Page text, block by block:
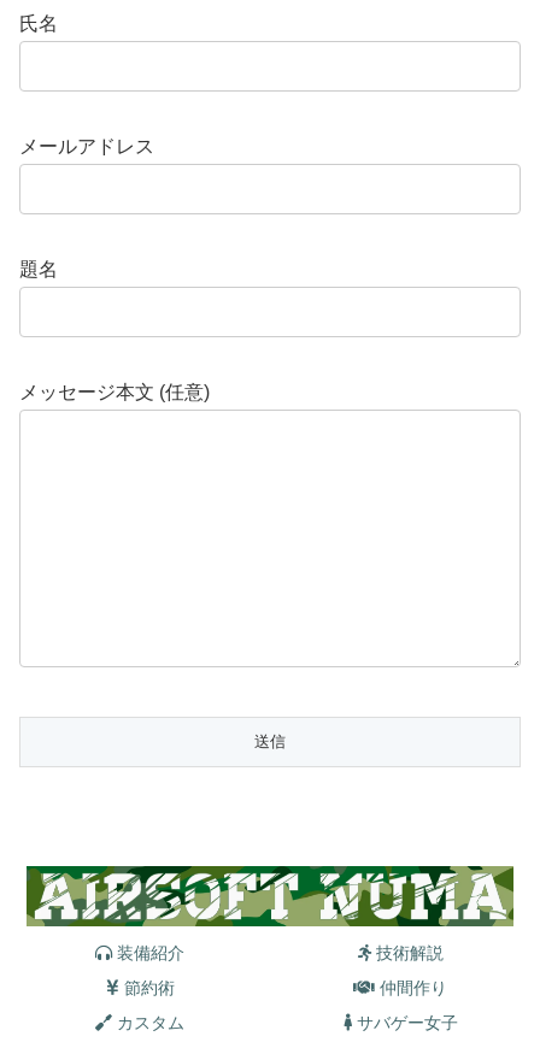
氏名
メールアドレス
題名
メッセージ本文 (任意)
装備紹介
技術解説
節約術
仲間作り
カスタム
サバゲー女子